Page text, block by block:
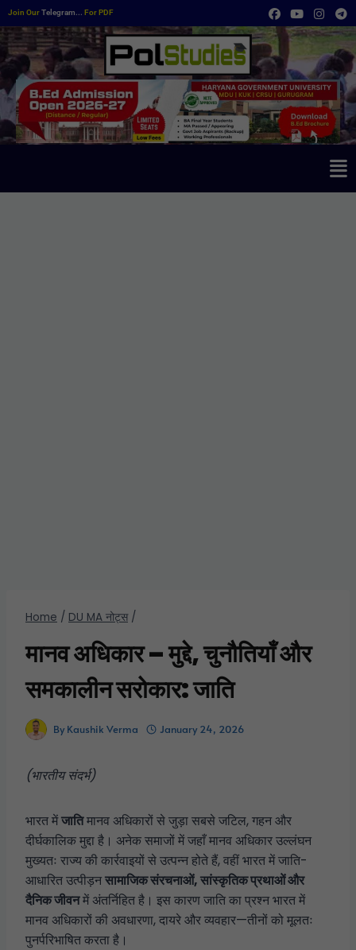
Join OurTelegram... For PDF
Home / DU MA नोट्स /
मानव अधिकार – मुद्दे, चुनौतियाँ और
समकालीन सरोकार: जाति
By Kaushik Verma January 24, 2026
(भारतीय संदर्भ)
भारत मेंजातिमानव अधिकारों से जुड़ा सबसे जटिल, गहन और
दीर्घकालिक मुद्दा है। अनेक समाजों में जहाँ मानव अधिकार उल्लंघन
मुख्यतः राज्य की कार्रवाइयों से उत्पन्न होते हैं, वहीं भारत में जाति-
आधारित उत्पीड़नसामाजिक संरचनाओं, सांस्कृतिक प्रथाओं और
दैनिक जीवनमें अंतर्निहित है। इस कारण जाति का प्रश्न भारत में
मानव अधिकारों की अवधारणा, दायरे और व्यवहार—तीनों को मूलतः
पुनर्परिभाषित करता है।